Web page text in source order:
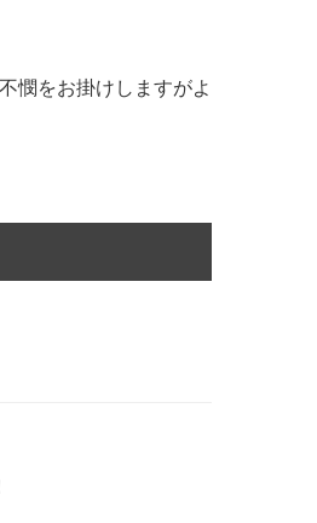
憫をお掛けしますがよ